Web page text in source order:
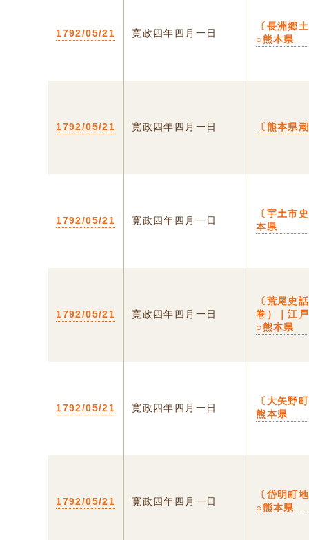
1792/05/21 寛政四年四月一日
〔長洲郷
○熊本県
1792/05/21 寛政四年四月一日 〔熊本県
1792/05/21 寛政四年四月一日
〔宇土市
本県
1792/05/21 寛政四年四月一日
〔荒尾史
巻）｜江
○熊本県
1792/05/21 寛政四年四月一日
〔大矢野
熊本県
1792/05/21 寛政四年四月一日
〔岱明町
○熊本県